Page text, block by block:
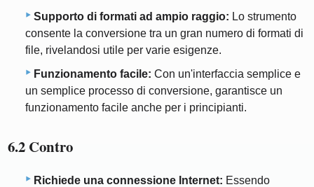
Supporto di formati ad ampio raggio: Lo strumento
consente la conversione tra un gran numero di formati di
file, rivelandosi utile per varie esigenze.
Funzionamento facile: Con un'interfaccia semplice e
un semplice processo di conversione, garantisce un
funzionamento facile anche per i principianti.
6.2 Contro
Richiede una connessione Internet: Essendo